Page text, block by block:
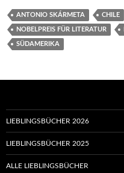
ANTONIO SKÁRMETA CHILE
NOBELPREIS FÜR LITERATUR
SÜDAMERIKA
LIEBLINGSBÜCHER 2026
LIEBLINGSBÜCHER 2025
ALLE LIEBLINGSBÜCHER